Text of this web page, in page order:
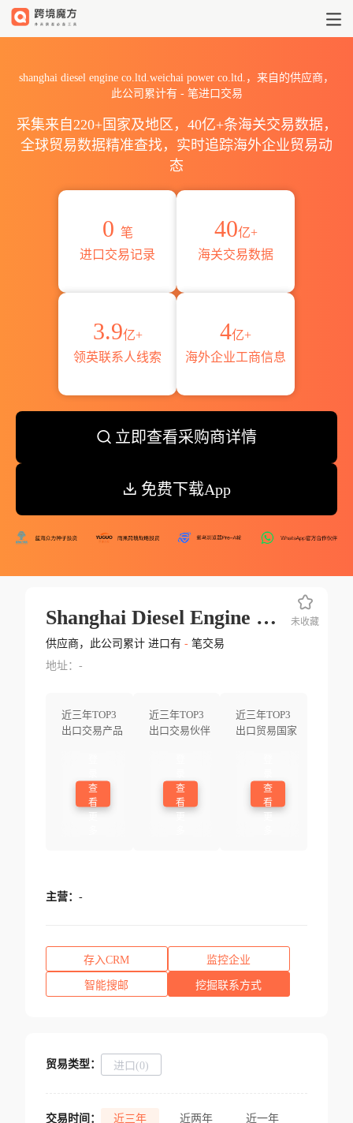
shanghai diesel engine co.ltd.weichai power co.ltd.，来自的供应商，
此公司累计有 -笔进口交易
采集来自220+国家及地区，40亿+条海关交易数据，
全球贸易数据精准查找，实时追踪海外企业贸易动
态
0 笔
进口交易记录
40亿+
海关交易数据
3.9亿+
领英联系人线索
4亿+
海外企业工商信息
立即查看采购商详情
免费下载App
Shanghai Diesel Engine Co.ltd.weichai Power Co.ltd.
供应商，此公司累计 进口有 -笔交易
地址：-
近三年TOP3
出口交易产品
查
看
近三年TOP3
出口交易伙伴
查
看
近三年TOP3
出口贸易国家
查
看
未收藏
主营： -
存入CRM 监控企业
智能搜邮 挖掘联系方式
贸易类型： 进口(0)
交易时间： 近三年 近两年 近一年